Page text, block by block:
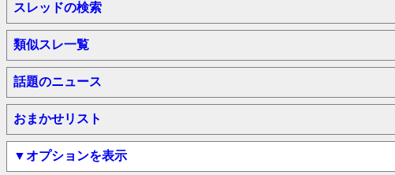
スレッドの検索
類似スレ一覧
話題のニュース
おまかせリスト
▼オプションを表示